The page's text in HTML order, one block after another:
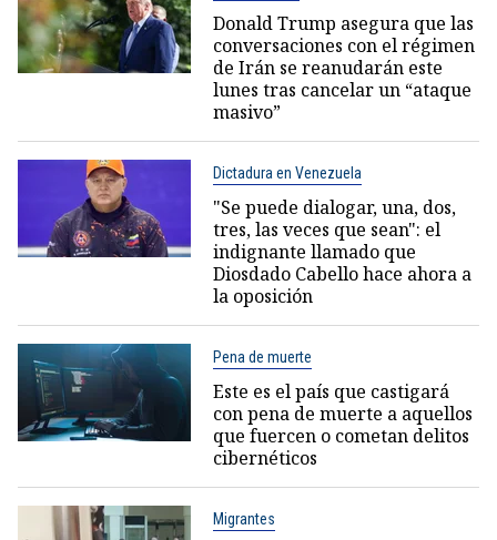
Donald Trump asegura que las
conversaciones con el régimen
de Irán se reanudarán este
lunes tras cancelar un “ataque
masivo”
Dictadura en Venezuela
"Se puede dialogar, una, dos,
tres, las veces que sean": el
indignante llamado que
Diosdado Cabello hace ahora a
la oposición
Pena de muerte
Este es el país que castigará
con pena de muerte a aquellos
que fuercen o cometan delitos
cibernéticos
Migrantes